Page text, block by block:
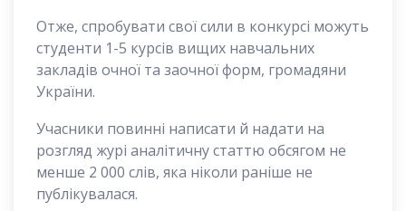
Отже, спробувати свої сили в конкурсі можуть
студенти 1-5 курсів вищих навчальних
закладів очної та заочної форм, громадяни
України.
Учасники повинні написати й надати на
розгляд журі аналітичну статтю обсягом не
менше 2 000 слів, яка ніколи раніше не
публікувалася.